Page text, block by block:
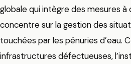
globale qui intègre des mesures
concentre sur la gestion des
touchées par les pénuries d’eau.
infrastructures défectueuses,